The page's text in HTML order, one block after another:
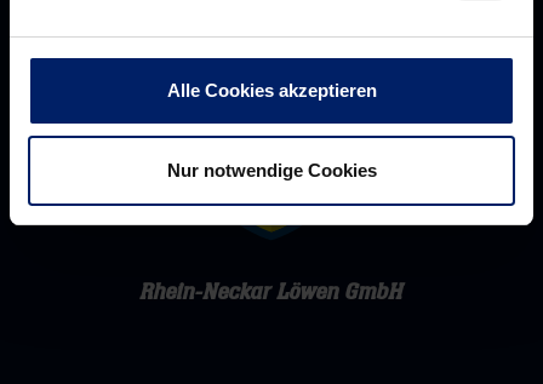
Alle Cookies akzeptieren
Nur notwendige Cookies
Rhein-Neckar Löwen GmbH